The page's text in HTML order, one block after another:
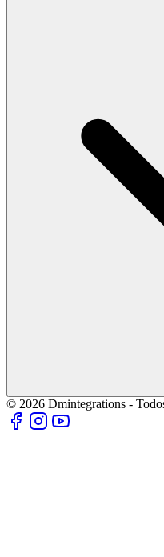
© 2026 Dmintegrations -